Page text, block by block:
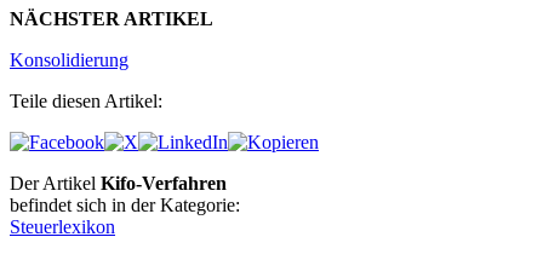
NÄCHSTER ARTIKEL
Konsolidierung
Teile diesen Artikel:
Der Artikel Kifo-Verfahren
befindet sich in der Kategorie:
Steuerlexikon